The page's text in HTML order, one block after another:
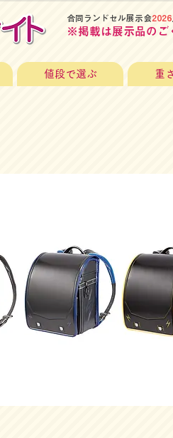
​合同ランドセル展示会2026
​※掲載は展示品のご
値段で選ぶ 重